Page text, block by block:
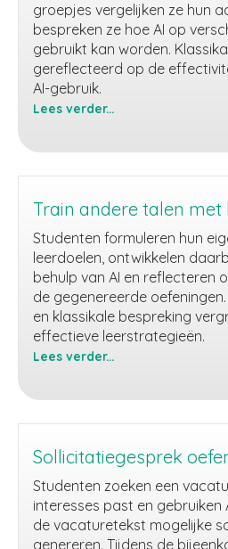
groepjes vergelijken ze hun
bespreken ze hoe AI op
gebruikt kan worden.
gereflecteerd op de
AI-gebruik.
Lees verder...
Train andere talen met
Studenten formuleren hun
leerdoelen, ontwikkelen
behulp van AI en reflecteren
de gegenereerde
en klassikale bespreking
effectieve leerstrategieën.
Lees verder...
behulp
AI
Sollicitatiegesprek
Studenten zoeken een
interesses past en gebruiken
de vacaturetekst mogelijke
genereren. Tijdens de